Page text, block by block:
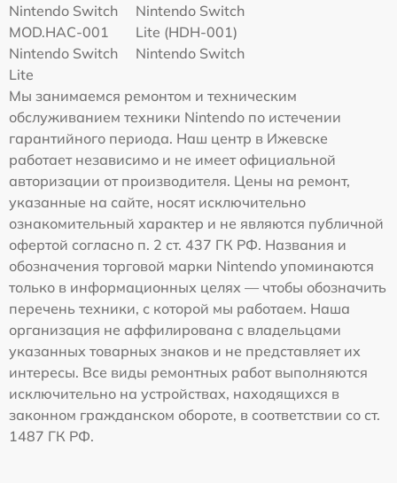
Nintendo Switch
MOD.HAC-001
Nintendo Switch
Lite (HDH-001)
Nintendo Switch
Lite
Nintendo Switch
Мы занимаемся ремонтом и техническим
обслуживанием техники Nintendo по истечении
гарантийного периода. Наш центр в Ижевске
работает независимо и не имеет официальной
авторизации от производителя. Цены на ремонт,
указанные на сайте, носят исключительно
ознакомительный характер и не являются публичной
офертой согласно п. 2 ст. 437 ГК РФ. Названия и
обозначения торговой марки Nintendo упоминаются
только в информационных целях — чтобы обозначить
перечень техники, с которой мы работаем. Наша
организация не аффилирована с владельцами
указанных товарных знаков и не представляет их
интересы. Все виды ремонтных работ выполняются
исключительно на устройствах, находящихся в
законном гражданском обороте, в соответствии со ст.
1487 ГК РФ.